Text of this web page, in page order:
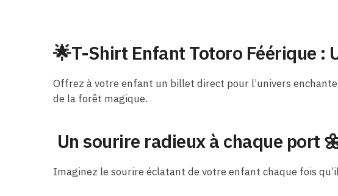
🌟T-Shirt Enfant Totoro Féérique :
Offrez à votre enfant un billet direct pour l’univers
de la forêt magique.
Un sourire radieux à chaque port
Imaginez le sourire éclatant de votre enfant chaque fois